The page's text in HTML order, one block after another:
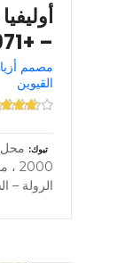
– +971 55 841 3701
مصمم
القيوين
تبوك
الرولة –